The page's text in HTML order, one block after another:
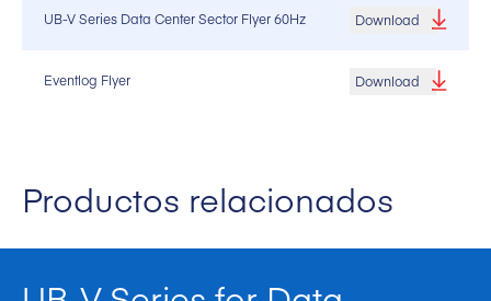
UB-V Series Data Center Sector Flyer 60Hz Download
Eventlog Flyer Download
Productos relacionados